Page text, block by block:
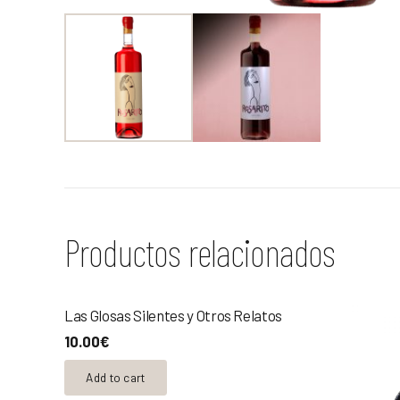
Productos relacionados
Las Glosas Silentes y Otros Relatos
10.00€
Add to cart